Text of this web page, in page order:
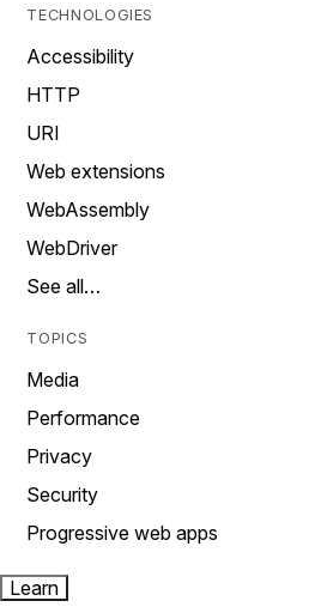
TECHNOLOGIES
Accessibility
HTTP
URI
Web extensions
WebAssembly
WebDriver
See all…
TOPICS
Media
Performance
Privacy
Security
Progressive web apps
Learn